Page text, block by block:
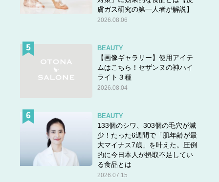
また、白髪を見つけると抜いてしまう人がいますが、毛根
にダメージを与えて、毛髪サイクルに影響がでてしまうの
今すぐチェック！薄毛になりやすいのはこんな人！
1 2
膚ガス研究の第一人者が解説】
2026.08.06
BEAUTY
【画像ギャラリー】使用アイテ
ムはこちら！セザンヌの神ハイ
ライト３種
2026.08.04
BEAUTY
133個のシワ、303個の毛穴が減
少！たった6週間で「肌年齢が最
大マイナス7歳」を叶えた。圧倒
的に今日本人が摂取不足してい
る食品とは
2026.07.15